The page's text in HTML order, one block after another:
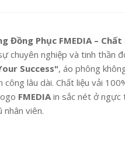
Đồng Phục FMEDIA –
chuyên nghiệp và tinh thần
Success", áo phông
công lâu dài. Chất liệu vải
FMEDIAin sắc nét ở ngực
nhân viên.